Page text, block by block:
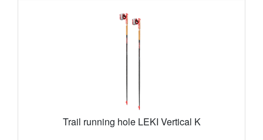
Trail running hole LEKI Vertical K